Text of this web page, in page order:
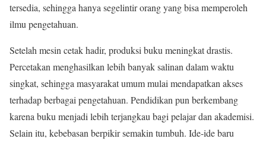
tersedia, sehingga hanya segelintir orang yang bisa memperoleh
ilmu pengetahuan.
Setelah mesin cetak hadir, produksi buku meningkat drastis.
Percetakan menghasilkan lebih banyak salinan dalam waktu
singkat, sehingga masyarakat umum mulai mendapatkan akses
terhadap berbagai pengetahuan. Pendidikan pun berkembang
karena buku menjadi lebih terjangkau bagi pelajar dan akademisi.
Selain itu, kebebasan berpikir semakin tumbuh. Ide-ide baru